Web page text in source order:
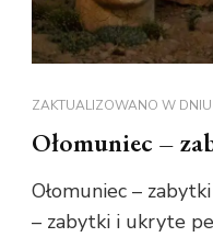
ZAKTUALIZOWANO W DNIU
Ołomuniec –
Ołomuniec –
– zabytki i ukryte